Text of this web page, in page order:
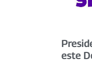
este